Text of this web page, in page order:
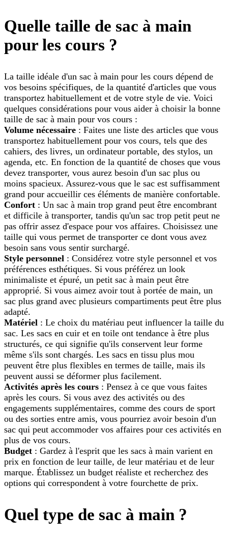
Quelle taille de sac à main
pour les cours ?
La taille idéale d'un sac à main pour les cours dépend de
vos besoins spécifiques, de la quantité d'articles que vous
transportez habituellement et de votre style de vie. Voici
quelques considérations pour vous aider à choisir la bonne
taille de sac à main pour vos cours :
Volume nécessaire : Faites une liste des articles que vous
transportez habituellement pour vos cours, tels que des
cahiers, des livres, un ordinateur portable, des stylos, un
agenda, etc. En fonction de la quantité de choses que vous
devez transporter, vous aurez besoin d'un sac plus ou
moins spacieux. Assurez-vous que le sac est suffisamment
grand pour accueillir ces éléments de manière confortable.
Confort : Un sac à main trop grand peut être encombrant
et difficile à transporter, tandis qu'un sac trop petit peut ne
pas offrir assez d'espace pour vos affaires. Choisissez une
taille qui vous permet de transporter ce dont vous avez
besoin sans vous sentir surchargé.
Style personnel : Considérez votre style personnel et vos
préférences esthétiques. Si vous préférez un look
minimaliste et épuré, un petit sac à main peut être
approprié. Si vous aimez avoir tout à portée de main, un
sac plus grand avec plusieurs compartiments peut être plus
adapté.
Matériel : Le choix du matériau peut influencer la taille du
sac. Les sacs en cuir et en toile ont tendance à être plus
structurés, ce qui signifie qu'ils conservent leur forme
même s'ils sont chargés. Les sacs en tissu plus mou
peuvent être plus flexibles en termes de taille, mais ils
peuvent aussi se déformer plus facilement.
Activités après les cours : Pensez à ce que vous faites
après les cours. Si vous avez des activités ou des
engagements supplémentaires, comme des cours de sport
ou des sorties entre amis, vous pourriez avoir besoin d'un
sac qui peut accommoder vos affaires pour ces activités en
plus de vos cours.
Budget : Gardez à l'esprit que les sacs à main varient en
prix en fonction de leur taille, de leur matériau et de leur
marque. Établissez un budget réaliste et recherchez des
options qui correspondent à votre fourchette de prix.
Quel type de sac à main ?